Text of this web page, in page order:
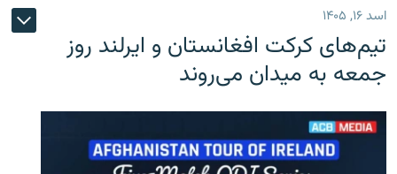
اسد ۱۶, ۱۴۰۵
تیم‌های کرکت افغانستان و ایرلند روز
جمعه به میدان می‌روند